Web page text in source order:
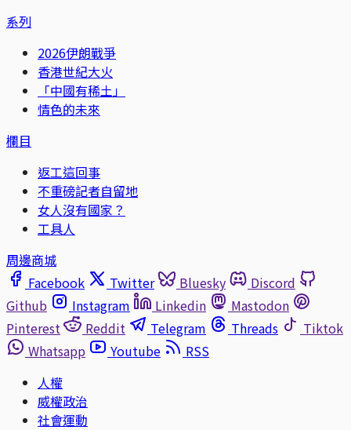
系列
2026伊朗戰爭
香港世紀大火
「中國有稀土」
情色的未來
欄目
返工這回事
不重磅記者自留地
女人沒有國家？
工具人
周邊商城
Facebook
Twitter Bluesky
Discord
Github
Instagram Linkedin
Mastodon
Pinterest
Reddit Telegram Threads
Tiktok
Whatsapp
Youtube
RSS
人權
威權政治
社會運動